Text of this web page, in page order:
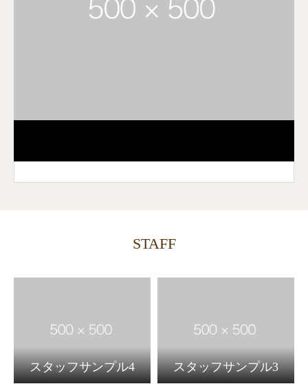
STAFF
スタッフサンプル4 スタッフサンプル3